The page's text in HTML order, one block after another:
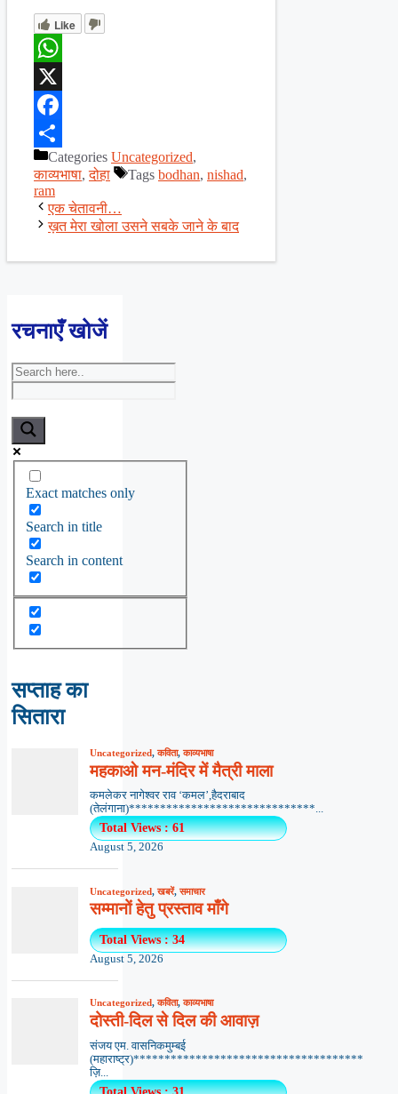
Like
WhatsApp
X
Facebook
ShareCategories Uncategorized,
काव्यभाषा,दोहा Tags bodhan, nishad,
ram
एक चेतावनी…
ख़त मेरा खोला उसने सबके जाने के बाद
रचनाएँ खोजें
Exact matches only
Search in title
Search in content
सप्ताह का
सितारा
Uncategorized,कविता,काव्यभाषा
महकाओ मन-मंदिर में मैत्री माला
कमलेकर नागेश्वर राव ‘कमल’,हैदराबाद
(तेलंगाना)******************************...
Total Views : 61
August 5, 2026
Uncategorized,खबरें,समाचार
सम्मानों हेतु प्रस्ताव माँगे
Total Views : 34
August 5, 2026
Uncategorized,कविता,काव्यभाषा
दोस्ती-दिल से दिल की आवाज़
संजय एम. वासनिकमुम्बई
(महाराष्ट्र)*************************************
ज़ि...